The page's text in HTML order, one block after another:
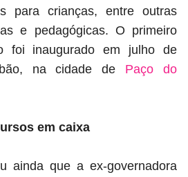
para crianças, entre outras
e pedagógicas. O primeiro
foi inaugurado em julho de
na cidade de Paço do
em caixa
ainda que a ex-governadora